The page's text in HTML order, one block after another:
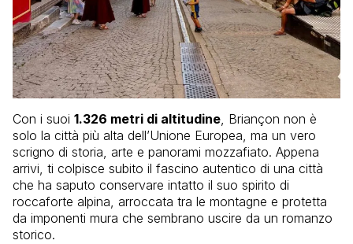
Con i suoi 1.326 metri di altitudine, Briançon non è
solo la città più alta dell’Unione Europea, ma un vero
scrigno di storia, arte e panorami mozzafiato. Appena
arrivi, ti colpisce subito il fascino autentico di una città
che ha saputo conservare intatto il suo spirito di
roccaforte alpina, arroccata tra le montagne e protetta
da imponenti mura che sembrano uscire da un romanzo
storico.